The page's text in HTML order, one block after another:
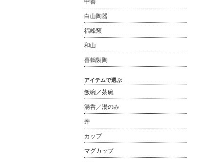
中善
白山陶器
福峰窯
和山
喜鶴製陶
アイテムで選ぶ
飯碗／茶碗
湯呑／湯のみ
丼
カップ
マグカップ